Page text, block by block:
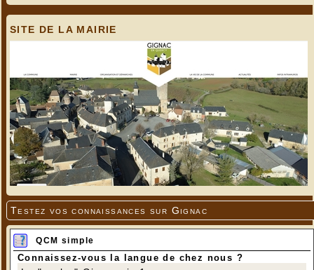
SITE DE LA MAIRIE
Testez vos connaissances sur Gignac
QCM simple
Connaissez-vous la langue de chez nous ?